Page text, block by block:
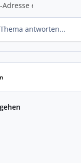
antworten...